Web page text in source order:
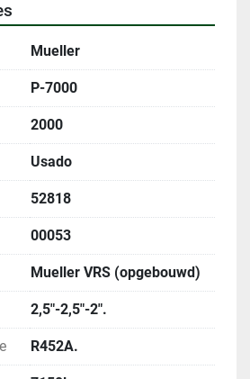
Mueller
P-7000
2000
Usado
52818
00053
Mueller VRS (opgebouwd)
2,5"-2,5"-2".
R452A.